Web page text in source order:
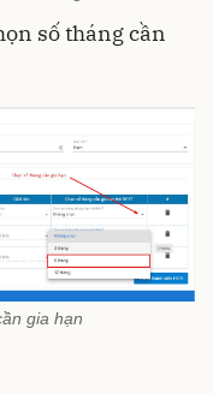
số tháng cần
gia hạn